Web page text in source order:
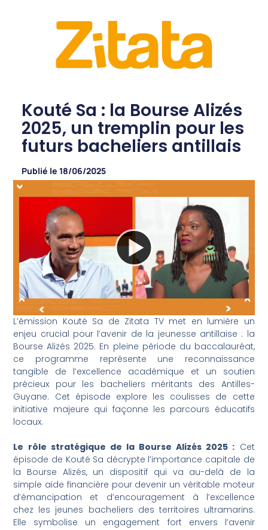
Kouté Sa : la Bourse Alizés
2025, un tremplin pour les
futurs bacheliers antillais
Publié le 18/06/2025
L’émission Kouté Sa de Zitata TV met en lumière un
enjeu crucial pour l’avenir de la jeunesse antillaise : la
Bourse Alizés 2025. En pleine période du baccalauréat,
ce programme représente une reconnaissance
tangible de l’excellence académique et un soutien
précieux pour les bacheliers méritants des Antilles-
Guyane. Cet épisode explore les coulisses de cette
initiative majeure qui façonne les parcours éducatifs
locaux.
Le rôle stratégique de la Bourse Alizés 2025 : Cet
épisode de Kouté Sa décrypte l’importance capitale de
la Bourse Alizés, un dispositif qui va au-delà de la
simple aide financière pour devenir un véritable moteur
d’émancipation et d’encouragement à l’excellence
chez les jeunes bacheliers des territoires ultramarins.
Elle symbolise un engagement fort envers l’avenir